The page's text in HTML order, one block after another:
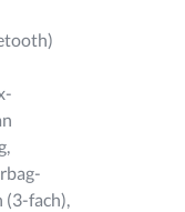
(3-fach),